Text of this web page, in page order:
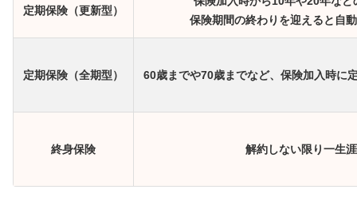
定期保険（更新型）
保険期間の終わりを迎えると自
定期保険（全期型） 60歳までや70歳までなど、保険加入時に
終身保険 解約しない限り一生